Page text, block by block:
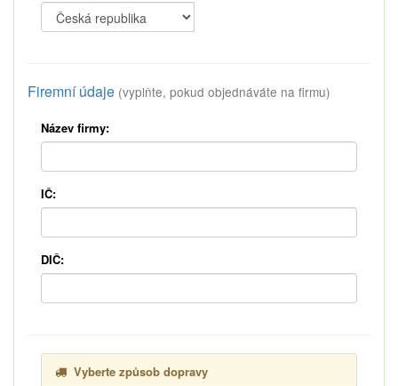
Firemní údaje (vyplňte, pokud objednáváte na firmu)
Název firmy:
IČ:
DIČ:
Vyberte způsob dopravy